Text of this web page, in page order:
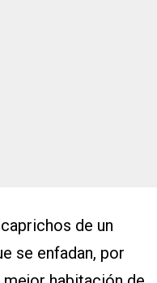
de un
se enfadan, por